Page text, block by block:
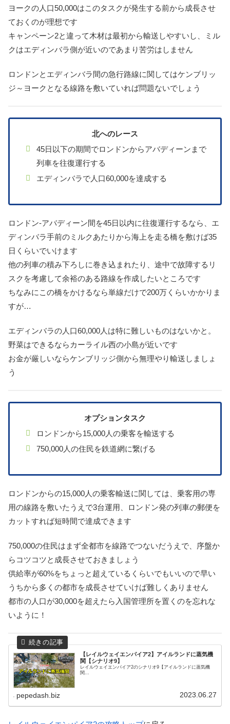
ヨークの人口50,000はこのタスクが発生する前から成長させ
ておくのが理想です
キャンペーン2と違って木材は最初から輸送しやすいし、ミル
クはエディンバラ側が近いのであまり苦労はしません
ロンドンとエディンバラ間の急行路線に関してはケンブリッ
ジ～ヨークとなる線路を敷いていれば問題ないでしょう
北へのレース
45日以下の期間でロンドンからアバディーンまで
列車を往復運行する
エディンバラで人口60,000を達成する
ロンドン-アバディーン間を45日以内に往復運行するなら、エ
ディンバラ手前のミルクあたりから海上を走る橋を敷けば35
日くらいでいけます
他の列車の積み下ろしに巻き込まれたり、途中で故障するリ
スクを考慮して余裕のある路線を作成したいところです
ちなみにこの橋をかけるなら単線だけで200万くらいかかりま
すが…
エディンバラの人口60,000人は特に難しいものはないかと。
野菜はできるならカーライル西の小島が近いです
お金が厳しいならケンブリッジ側から無理やり輸送しましょ
う
オプションタスク
ロンドンから15,000人の乗客を輸送する
750,000人の住民を鉄道網に繋げる
ロンドンからの15,000人の乗客輸送に関しては、乗客用の専
用の線路を敷いたうえで3台運用、ロンドン発の列車の郵便を
カットすれば短時間で達成できます
750,000の住民はまず全都市を線路でつないだうえで、序盤か
らコツコツと成長させておきましょう
供給率が60%をちょっと超えているくらいでもいいので早い
うちから多くの都市を成長させていけば難しくありません
都市の人口が30,000を超えたら入国管理所を置くのを忘れな
いように！
【レイルウェイエンパイア2】アイルランドに蒸気機
関【シナリオ9】
レイルウェイエンパイア2のシナリオ9【アイルランドに蒸気機
関...
pepedash.biz 2023.06.27